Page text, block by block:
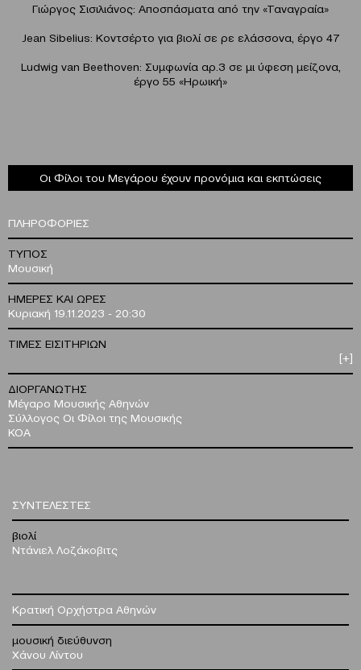
Γιώργος Σισιλιάνος: Αποσπάσματα από την «Ταναγραία»
Jean Sibelius: Κοντσέρτο για βιολί σε ρε ελάσσονα, έργο 47
Ludwig van Beethoven: Συμφωνία αρ.3 σε μι ύφεση μείζονα,
έργο 55 «Ηρωική»
Οι Φίλοι του Μεγάρου έχουν προνόμια και εκπτώσεις
ΠΛΗΡΟΦΟΡΙΕΣ
ΤΥΠΟΣ
Μουσική
ΗΜΕΡΕΣ ΚΑΙ ΩΡΕΣ
Κυριακή 19.11.2023 - 20:30
ΤΙΜΕΣ ΕΙΣΙΤΗΡΙΩΝ
[+]
ΔΙΟΡΓΑΝΩΤΗΣ
Μέγαρο Μουσικής Αθηνών
Σύλλογος Οι Φίλοι της Μουσικής
ΚΟΑ
ΣΥΝΤΕΛΕΣΤΕΣ
βιολί
Ντάνιελ Λοζάκοβιτς
Κρατική Ορχήστρα Αθηνών
μουσική διεύθυνση
Χάνου Λίντου